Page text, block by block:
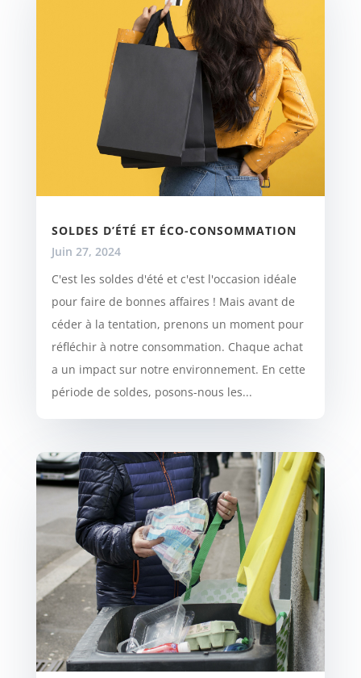
SOLDES D’ÉTÉ ET ÉCO-CONSOMMATION
Juin 27, 2024
C'est les soldes d'été et c'est l'occasion idéale
pour faire de bonnes affaires ! Mais avant de
céder à la tentation, prenons un moment pour
réfléchir à notre consommation. Chaque achat
a un impact sur notre environnement. En cette
période de soldes, posons-nous les...